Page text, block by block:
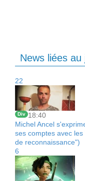
News liées au
22
Div 18:40
Michel Ancel
ses comptes avec
de reconnaissance")
6